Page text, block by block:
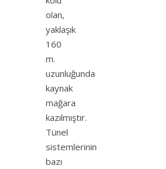
olan,
yaklaşık
160
m.
uzunluğunda
kaynak
mağara
kazılmıştır.
Tünel
sistemlerinin
bazı